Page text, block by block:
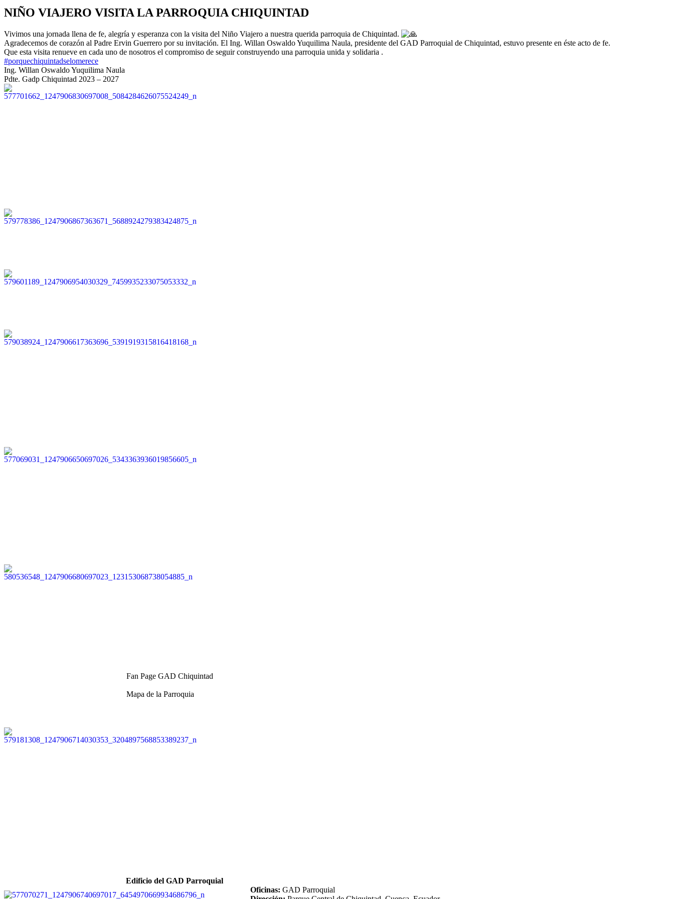
NIÑO VIAJERO VISITA LA PARROQUIA CHIQUINTAD
Vivimos una jornada llena de fe, alegría y esperanza con la visita del Niño Viajero a nuestra querida parroquia de Chiquintad.
Agradecemos de corazón al Padre Ervin Guerrero por su invitación. El Ing. Willan Oswaldo Yuquilima Naula, presidente del GAD Parroquial de Chiquintad, estuvo presente en éste acto de fe.
Que esta visita renueve en cada uno de nosotros el compromiso de seguir construyendo una parroquia unida y solidaria .
#porquechiquintadselomerece
Ing. Willan Oswaldo Yuquilima Naula
Pdte. Gadp Chiquintad 2023 – 2027
Fan Page GAD Chiquintad
Mapa de la Parroquia
Edificio del GAD Parroquial
Oficinas: GAD Parroquial